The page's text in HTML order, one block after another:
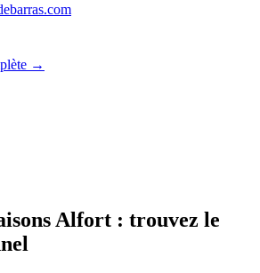
→
Alfort : trouvez le